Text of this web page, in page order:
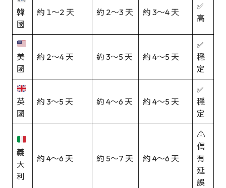
韓
國
約 1～2 天 約 2～3 天 約 3～4 天
✅
高
美
國
約 2～4 天 約 3～5 天 約 4～5 天
✅
穩
定
英
國
約 3～5 天 約 4～6 天 約 4～5 天
✅
穩
定
義
大
利
約 4～6 天 約 5～7 天 約 4～6 天
⚠️
偶
有
延
誤